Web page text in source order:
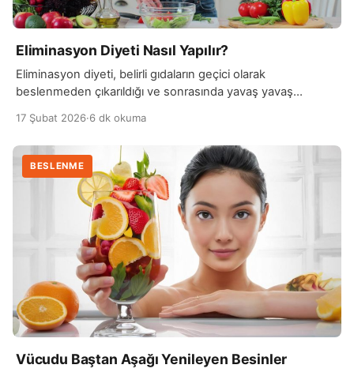
Eliminasyon Diyeti Nasıl Yapılır?
Eliminasyon diyeti, belirli gıdaların geçici olarak
beslenmeden çıkarıldığı ve sonrasında yavaş yavaş
tespit edildiği bir beslenme yöntemidir. Bu diyet, özellikle
gıda intoleransı veya duyarlılığı şüphesi olan kişilerde,
sorun yaratan gıdaları belirlemek için kullanılır. Diyet süreci
genellikle iki aşamadan oluşur: eliminasyon ve yeniden
tanıtım. Eliminasyon aşamasında, şüphelenilen gıdalar
beslenmeden tamamen […]
17 Şubat 2026·6 dk okuma
BESLENME
Vücudu Baştan Aşağı Yenileyen Besinler